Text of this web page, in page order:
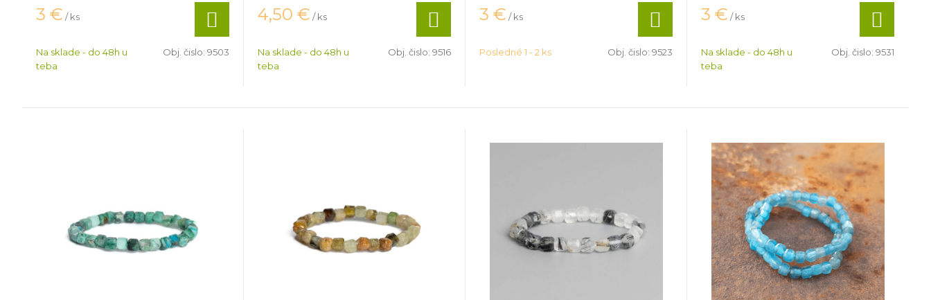
3 € / ks
Na sklade - do 48h u
teba
Obj. čislo: 9503
4,50 € / ks
Na sklade - do 48h u
teba
Obj. čislo: 9516
3 € / ks
Posledné 1 - 2 ks Obj. čislo: 9523
3 € / ks
Na sklade - do 48h u
teba
Obj. čislo: 9531